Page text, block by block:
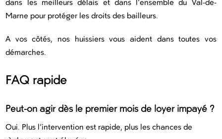
dans les meilleurs délais et dans l’ensemble du Val-de-
Marne pour protéger les droits des bailleurs.
A vos côtés, nos huissiers vous aident dans toutes vos
démarches.
FAQ rapide
Peut-on agir dès le premier mois de loyer impayé ?
Oui. Plus l’intervention est rapide, plus les chances de